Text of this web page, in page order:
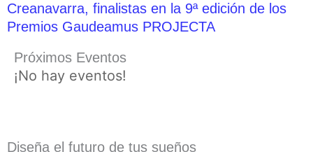
Creanavarra, finalistas en la 9ª edición de los
Premios Gaudeamus PROJECTA
Próximos Eventos
¡No hay eventos!
Diseña el futuro de tus sueños